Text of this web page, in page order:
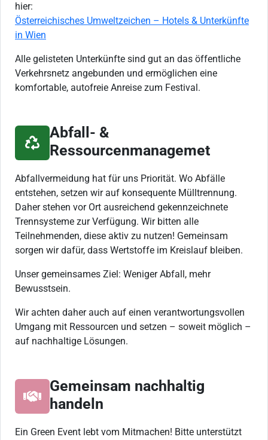
hier:
Österreichisches Umweltzeichen – Hotels & Unterkünfte
in Wien
Alle gelisteten Unterkünfte sind gut an das öffentliche
Verkehrsnetz angebunden und ermöglichen eine
komfortable, autofreie Anreise zum Festival.
Abfall- &
Ressourcenmanagemet
Abfallvermeidung hat für uns Priorität. Wo Abfälle
entstehen, setzen wir auf konsequente Mülltrennung.
Daher stehen vor Ort ausreichend gekennzeichnete
Trennsysteme zur Verfügung. Wir bitten alle
Teilnehmenden, diese aktiv zu nutzen! Gemeinsam
sorgen wir dafür, dass Wertstoffe im Kreislauf bleiben.
Unser gemeinsames Ziel: Weniger Abfall, mehr
Bewusstsein.
Wir achten daher auch auf einen verantwortungsvollen
Umgang mit Ressourcen und setzen – soweit möglich –
auf nachhaltige Lösungen.
Gemeinsam nachhaltig
handeln
Ein Green Event lebt vom Mitmachen! Bitte unterstützt